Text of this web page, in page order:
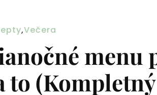
,Večera
menu
to